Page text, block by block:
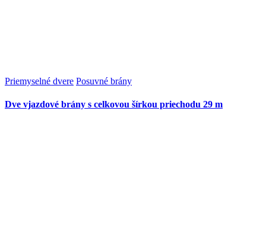
Priemyselné dvere Posuvné brány
Dve vjazdové brány s celkovou šírkou priechodu 29 m